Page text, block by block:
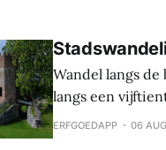
Wandel langs
langs een
geschiedenis,
ERFGOEDAPP 06